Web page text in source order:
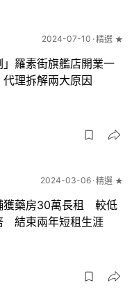
2024-07-10 精選 ★
」羅素街旗艦店開業一
理拆解兩大原因
2024-03-06 精選 ★
獲藥房30萬長租 較低
結束兩年短租生涯